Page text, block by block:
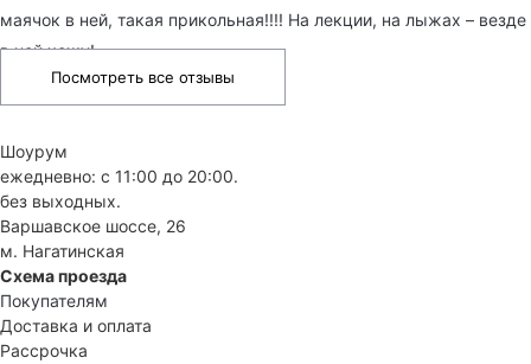
маячок в ней, такая прикольная!!!! На лекции, на лыжах – везде
в ней хожу!
Посмотреть все отзывы
Шоурум
ежедневно: с 11:00 до 20:00.
без выходных.
Варшавское шоссе, 26
м. Нагатинская
Схема проезда
Покупателям
Доставка и оплата
Рассрочка